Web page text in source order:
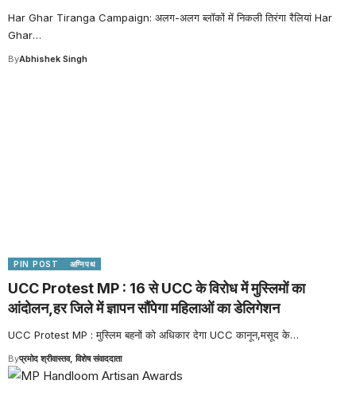
Har Ghar Tiranga Campaign: अलग-अलग ब्लॉकों में निकली तिरंगा रैलियां Har
Ghar…
ByAbhishek Singh
PIN POST अग्निपथ
UCC Protest MP : 16 से UCC के विरोध में मुस्लिमों का
आंदोलन,हर जिले में ज्ञापन सौंपेगा महिलाओं का डेलिगेशन
UCC Protest MP : मुस्लिम बहनों को अधिकार देगा UCC कानून,मसूद के…
Byप्रमोद श्रीवास्तव, विशेष संवाददाता